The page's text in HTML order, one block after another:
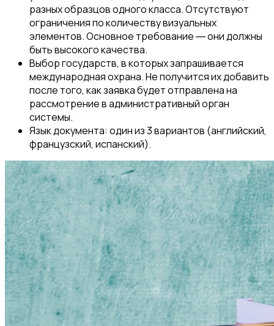
разных образцов одного класса. Отсутствуют
ограничения по количеству визуальных
элементов. Основное требование ― они должны
быть высокого качества.
Выбор государств, в которых запрашивается
международная охрана. Не получится их добавить
после того, как заявка будет отправлена на
рассмотрение в административный орган
системы.
Язык документа: один из 3 вариантов (английский,
французский, испанский).